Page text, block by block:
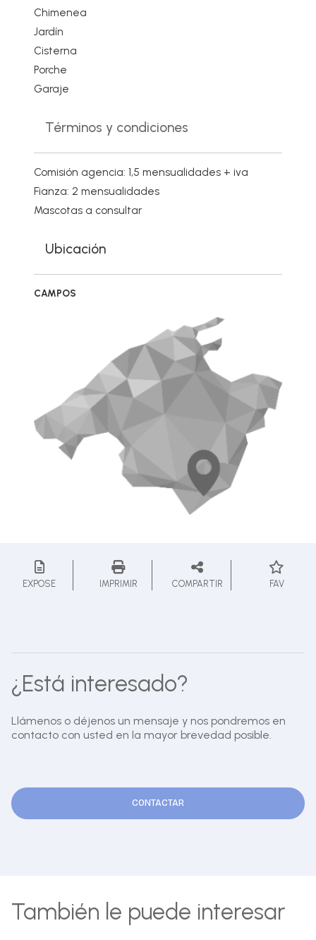
Chimenea
Jardín
Cisterna
Porche
Garaje
Términos y condiciones
Comisión agencia: 1,5 mensualidades + iva
Fianza: 2 mensualidades
Mascotas a consultar
Ubicación
CAMPOS
EXPOSE IMPRIMIR COMPARTIR FAV
¿Está interesado?
Llámenos o déjenos un mensaje y nos pondremos en
contacto con usted en la mayor brevedad posible.
CONTACTAR
También le puede interesar